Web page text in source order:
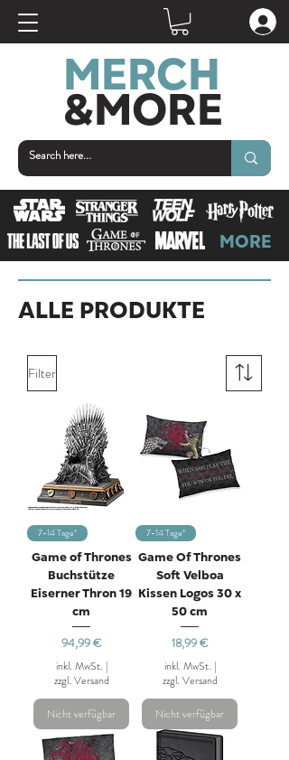
MERCH
&MORE
MORE
ALLE PRODUKTE
Filter
7-14 Tage*
Game of Thrones
Buchstütze
Eiserner Thron 19
cm
Preis
94,99 €
inkl. MwSt. |
zzgl. Versand
Nicht verfügbar
7-14 Tage*
Game Of Thrones
Soft Velboa
Kissen Logos 30 x
50 cm
Preis
18,99 €
inkl. MwSt. |
zzgl. Versand
Nicht verfügbar